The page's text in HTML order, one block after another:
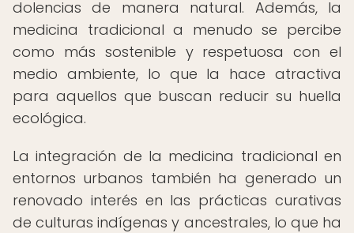
dolencias de manera natural. Además, la
medicina tradicional a menudo se percibe
como más sostenible y respetuosa con el
medio ambiente, lo que la hace atractiva
para aquellos que buscan reducir su huella
ecológica.
La integración de la medicina tradicional en
entornos urbanos también ha generado un
renovado interés en las prácticas curativas
de culturas indígenas y ancestrales, lo que ha